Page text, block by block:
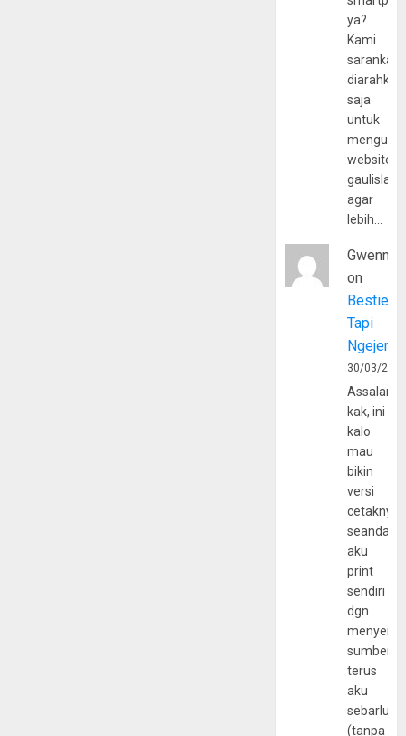
ya?
Kami
sarankan,
diarahkan
saja
untuk
website
agar
lebih…
Gwenny
on
Bestie
Tapi
30/03/
kak, ini
kalo
mau
bikin
versi
cetaknya
aku
print
sendiri
dgn
sumber
terus
aku
(tanpa